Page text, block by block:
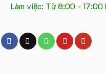
Làm việc: Từ 8:00 - 17:00